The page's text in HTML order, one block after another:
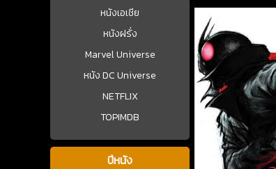
หนังเอเชีย
หนังฝรั่ง
Marvel Universe
หนัง DC Universe
NETFLIX
TOPIMDB
ปีหนัง